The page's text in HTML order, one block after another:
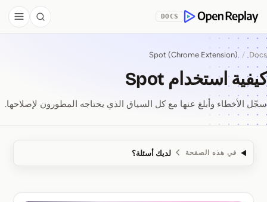
OpenReplay
DOCS
Search
Docs
/
Spot (Chrome Extension)
كيفية استخدام Spot
سجّل الأخطاء وأبلغ عنها مع كل السياق الذي يحتاجه المطورون لإصلاحها.
في هذه الصفحة لديك أسئلة؟